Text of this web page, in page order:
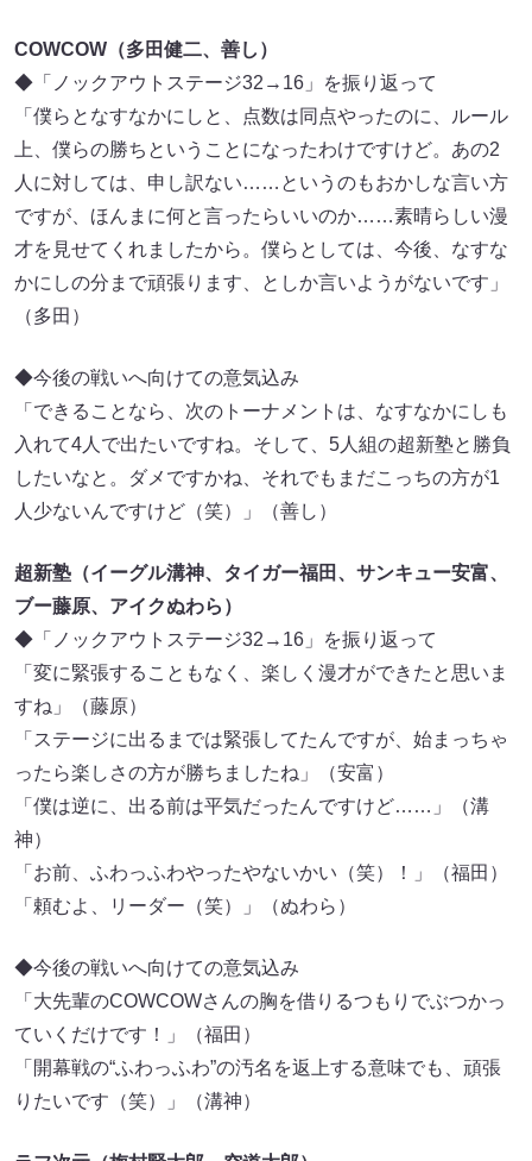
COWCOW（多田健二、善し）
◆「ノックアウトステージ32→16」を振り返って
「僕らとなすなかにしと、点数は同点やったのに、ルール
上、僕らの勝ちということになったわけですけど。あの2
人に対しては、申し訳ない……というのもおかしな言い方
ですが、ほんまに何と言ったらいいのか……素晴らしい漫
才を見せてくれましたから。僕らとしては、今後、なすな
かにしの分まで頑張ります、としか言いようがないです」
（多田）
◆今後の戦いへ向けての意気込み
「できることなら、次のトーナメントは、なすなかにしも
入れて4人で出たいですね。そして、5人組の超新塾と勝負
したいなと。ダメですかね、それでもまだこっちの方が1
人少ないんですけど（笑）」（善し）
超新塾（イーグル溝神、タイガー福田、サンキュー安富、
ブー藤原、アイクぬわら）
◆「ノックアウトステージ32→16」を振り返って
「変に緊張することもなく、楽しく漫才ができたと思いま
すね」（藤原）
「ステージに出るまでは緊張してたんですが、始まっちゃ
ったら楽しさの方が勝ちましたね」（安富）
「僕は逆に、出る前は平気だったんですけど……」（溝
神）
「お前、ふわっふわやったやないかい（笑）！」（福田）
「頼むよ、リーダー（笑）」（ぬわら）
◆今後の戦いへ向けての意気込み
「大先輩のCOWCOWさんの胸を借りるつもりでぶつかっ
ていくだけです！」（福田）
「開幕戦の“ふわっふわ”の汚名を返上する意味でも、頑張
りたいです（笑）」（溝神）